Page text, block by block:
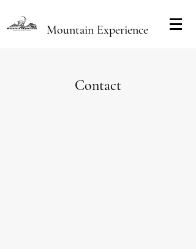
Mountain Experience
Contact